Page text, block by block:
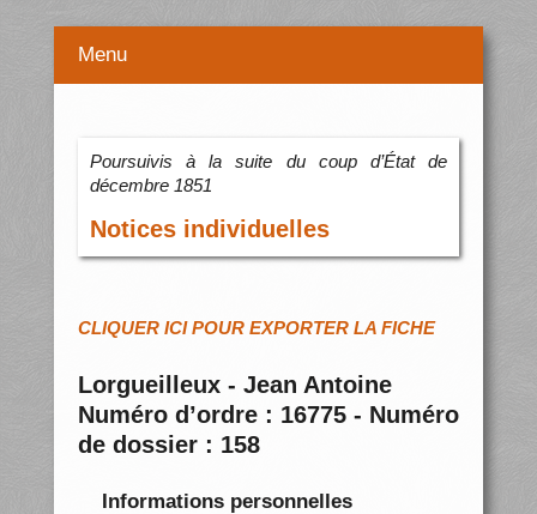
Menu
Poursuivis à la suite du coup d’État de
décembre 1851
Notices individuelles
CLIQUER ICI POUR EXPORTER LA FICHE
Lorgueilleux - Jean Antoine
Numéro d’ordre : 16775 - Numéro
de dossier : 158
Informations personnelles